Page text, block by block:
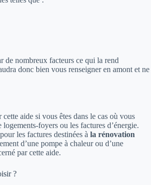
de nombreux facteurs ce qui la rend
donc bien vous renseigner en amont et ne
aide si vous êtes dans le cas où vous
logements-foyers ou les factures d’énergie.
les factures destinées à la rénovation
d’une pompe à chaleur ou d’une
par cette aide.
?